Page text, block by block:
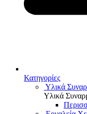
Κατηγορίες
Υλικά
Υλικά